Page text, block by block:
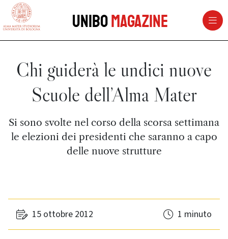
vai al contenuto della pagina
UniboMagazine
Chi guiderà le undici nuove
Scuole dell’Alma Mater
Si sono svolte nel corso della scorsa settimana
le elezioni dei presidenti che saranno a capo
delle nuove strutture
15 ottobre 2012 1 minuto